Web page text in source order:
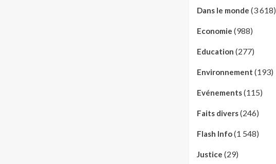
Dans le monde (3 618)
Economie (988)
Education (277)
Environnement (193)
Evénements(115)
Faits divers(246)
Flash Info(1 548)
Justice (29)